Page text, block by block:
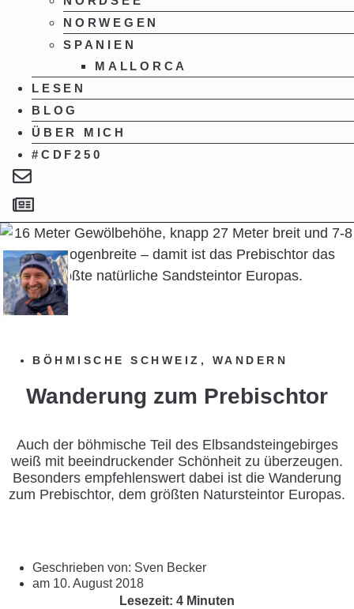
NORWEGEN
SPANIEN
MALLORCA
LESEN
BLOG
ÜBER MICH
#CDF250
BÖHMISCHE SCHWEIZ , WANDERN
Wanderung zum Prebischtor
Auch der böhmische Teil des Elbsandsteingebirges
weiß mit beeindruckender Schönheit zu überzeugen.
Besonders empfehlenswert dabei ist die Wanderung
zum Prebischtor, dem größten Natursteintor Europas.
Geschrieben von: Sven Becker
am 10. August 2018
Lesezeit: 4 Minuten